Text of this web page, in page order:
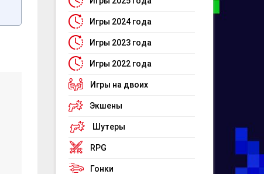
Игры 2024 года
Игры 2023 года
Игры 2022 года
Игры на двоих
Экшены
Шутеры
RPG
Гонки